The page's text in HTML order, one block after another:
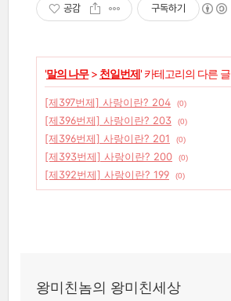
공감 구독하기
'말의 나무> 천일번제' 카테고리의 다른 글
[제397번제] 사랑이란? 204 (0)
[제396번제] 사랑이란? 203
(0)
[제396번제] 사랑이란? 201
(0)
[제393번제] 사랑이란? 200
(0)
[제392번제] 사랑이란? 199
(0)
왕미친놈의 왕미친세상